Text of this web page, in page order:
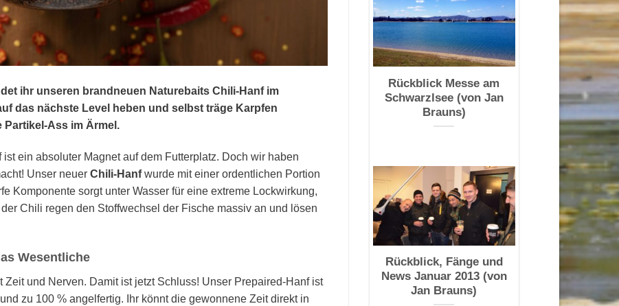
ihr unseren brandneuen Naturebaits Chili-Hanf im
das nächste Level heben und selbst träge Karpfen
Partikel-Ass im Ärmel.
ein absoluter Magnet auf dem Futterplatz. Doch wir haben
Unser neuer Chili-Hanfwurde mit einer ordentlichen Portion
Komponente sorgt unter Wasser für eine extreme Lockwirkung,
Chili regen den Stoffwechsel der Fische massiv an und lösen
Wesentliche
und Nerven. Damit ist jetzt Schluss! Unser Prepaired-Hanf ist
zu 100 % angelfertig. Ihr könnt die gewonnene Zeit direkt in
Rückblick Messe am
Schwarzlsee (von Jan
Brauns)
Rückblick, Fänge und
News Januar 2013 (von
Jan Brauns)